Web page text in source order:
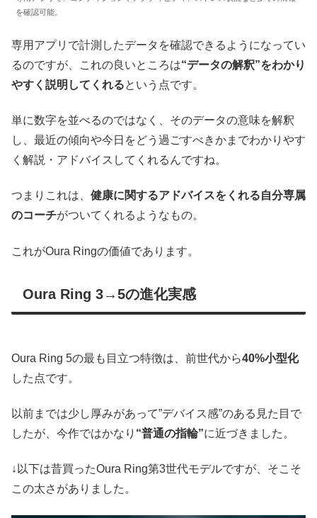
を確認可能。
専用アプリで計測したデータを確認できるようになってい
るのですが、これの良いところは“データの解釈”をわかり
やすく説明してくれるという点です。
単に数字を並べるのではなく、そのデータの意味を解釈
し、最近の傾向や今日をどう過ごすべきかまでわかりやす
く解説・アドバイスしてくれるんですね。
つまりこれは、 健康に関するアドバイスをくれる自分専属
のコーチがついてくれるようなもの。
これがOura Ringの価値であります。
Oura Ring 3→5の進化実感
Oura Ring 5の最も目立つ特徴は、前世代から40%小型化
した点です。
以前までは少し厚みがあって”デバイス感”のある見た目で
したが、今作ではかなり “普通の指輪”に近づきました。
↓以下は昔買ったOura Ring第3世代モデルですが、そこそ
この太さがありました。